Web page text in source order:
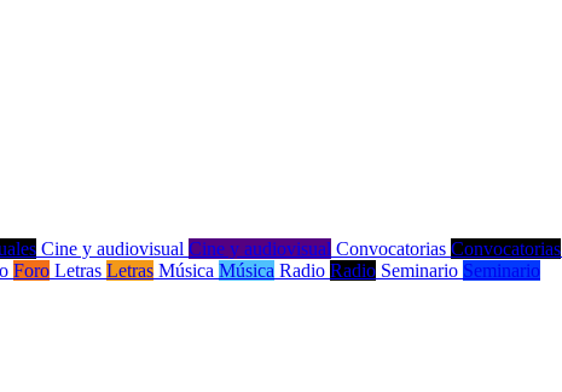
Cine y audiovisual Cine y audiovisual Convocatorias Convocatorias
Foro Letras Letras Música Música Radio Radio Seminario Seminario